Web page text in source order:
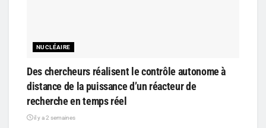
NUCLÉAIRE
Des chercheurs réalisent le contrôle autonome à
distance de la puissance d’un réacteur de
recherche en temps réel
il y a 2 semaines